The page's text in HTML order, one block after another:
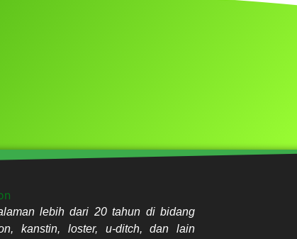
lebih dari 20 tahun di bidang
kanstin, loster, u-ditch, dan lain